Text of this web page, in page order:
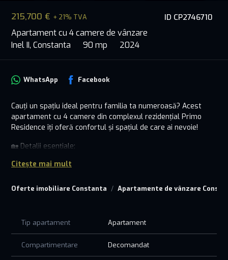
ID CP2746710
215,700 € + 21% TVA
Apartament cu 4 camere de vânzare
Inel II, Constanta
90 mp 2024
Oferte imobiliare Constanta Apartamente de vânzare
WhatsApp Facebook
Cauți un spațiu ideal pentru familia ta numeroasă? Acest
apartament cu 4 camere din complexul rezidențial Primo
Residence îți oferă confortul și spațiul de care ai nevoie!
🏡 Detalii esențiale:
calitate.
oferi confort și intimitate.
• Confort și siguranță: lift modern, interfon, acces controlat.
📍 Localizare ideală:
• Zona Inel II, aproape de școli, grădinițe, magazine, stații de
Citește mai mult
Tip apartament Apartament
Compartimentare Decomandat